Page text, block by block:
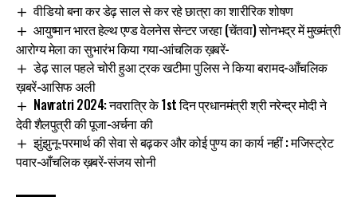
वीडियो बना कर डेढ़ साल से कर रहे छात्रा का शारीरिक शोषण
आयुष्मान भारत हेल्थ एण्ड वेलनेस सेन्टर जरहा (चेंतवा) सोनभद्र में मुख्मंत्री
आरोग्य मेला का सुभारंभ किया गया-आंचलिक ख़बरें-
डेढ़ साल पहले चोरी हुआ ट्रक खटीमा पुलिस ने किया बरामद-आँचलिक
ख़बरें-आसिफ अली
Navratri 2024: नवरात्रि के 1st दिन प्रधानमंत्री श्री नरेन्द्र मोदी ने
देवी शैलपुत्री की पूजा-अर्चना की
झुंझुनू-परमार्थ की सेवा से बढ़कर और कोई पुण्य का कार्य नहीं : मजिस्ट्रेट
पवार-आँचलिक ख़बरें-संजय सोनी